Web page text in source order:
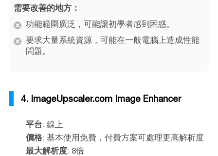
需要改善的地方：
功能範圍廣泛，可能讓初學者感到困惑。
要求大量系統資源，可能在一般電腦上造成性能
問題。
4. ImageUpscaler.com Image Enhancer
平台: 線上
價格: 基本使用免費，付費方案可處理更高解析度
最大解析度: 8倍